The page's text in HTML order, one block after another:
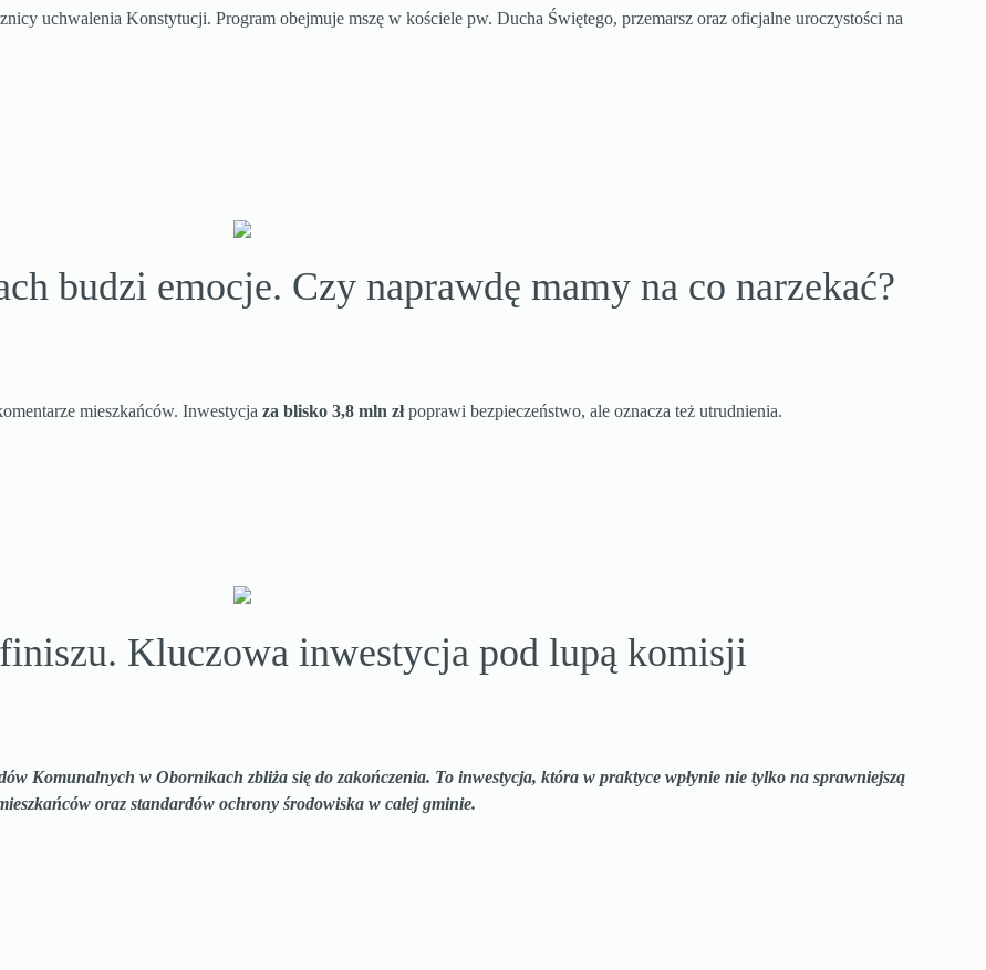
uchwalenia Konstytucji. Program obejmuje mszę w kościele pw. Ducha Świętego, przemarsz oraz oficjalne uroczystości na
budzi emocje. Czy naprawdę mamy na co narzekać?
mieszkańców. Inwestycja za blisko 3,8 mln złpoprawi bezpieczeństwo, ale oznacza też utrudnienia.
Kluczowa inwestycja pod lupą komisji
Komunalnych w Obornikach zbliża się do zakończenia. To inwestycja, która w praktyce wpłynie nie tylko na sprawniejszą
oraz standardów ochrony środowiska w całej gminie.